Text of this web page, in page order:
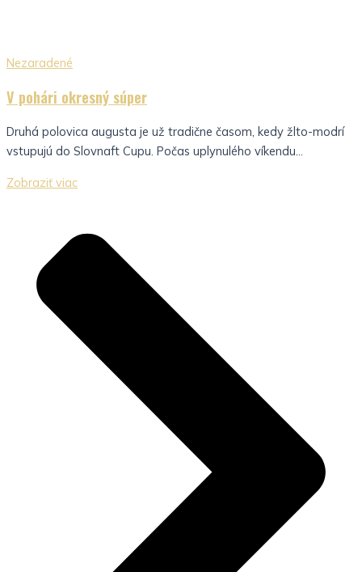
Nezaradené
V pohári okresný súper
Druhá polovica augusta je už tradične časom, kedy žlto-modrí
vstupujú do Slovnaft Cupu. Počas uplynulého víkendu...
Zobraziť viac